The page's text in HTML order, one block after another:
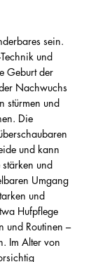
sein.
und
Geburt der
Nachwuchs
stürmen und
Die
und kann
stärken und
Umgang
und
Hufpflege
und Routinen –
Im Alter von